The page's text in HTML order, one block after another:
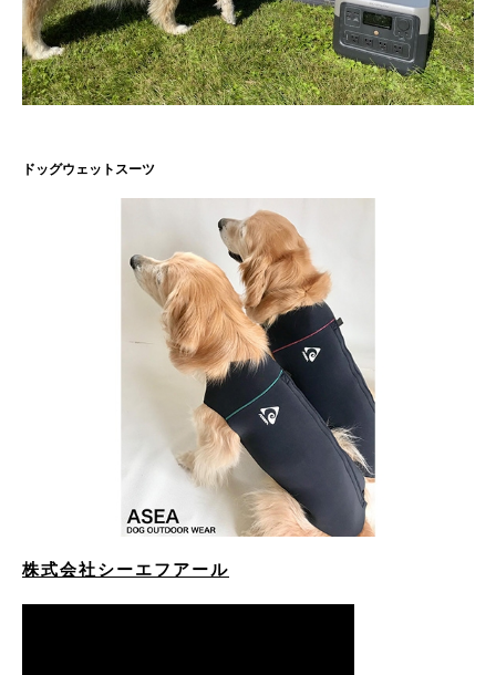
ドッグウェットスーツ
株式会社シーエフアール